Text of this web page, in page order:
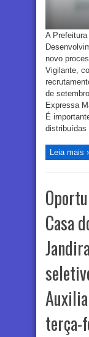
A
novo
Vigilante,
de
Expressa
É
distribuídas
Leia mais
Casa
terça-